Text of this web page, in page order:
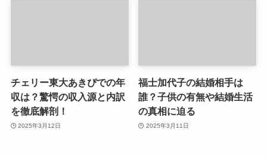
チェリー東大あきぴでの年
収は？驚愕の収入源と内訳
を徹底解剖！
2025年3月12日
福士加代子の結婚相手は
誰？子供の有無や結婚生活
の真相に迫る
2025年3月11日